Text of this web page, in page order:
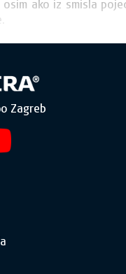
ako iz smisla
Zagreb